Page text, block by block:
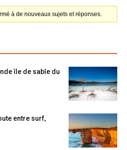
à de nouveaux sujets et réponses.
île de sable du
entre surf,